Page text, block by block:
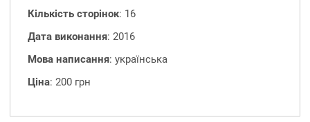
Кількість сторінок: 16
Дата виконання: 2016
Мова написання: українська
Ціна: 200 грн